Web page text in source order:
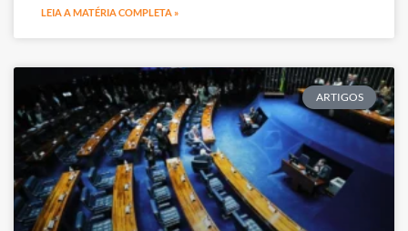
LEIA A MATÉRIA COMPLETA »
ARTIGOS